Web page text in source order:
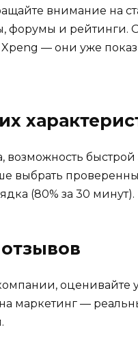
внимание на
форумы и рейтинги.
Xpeng — они уже
возможность
выбрать
(80% за 30 минут).
оценивайте
маркетинг —